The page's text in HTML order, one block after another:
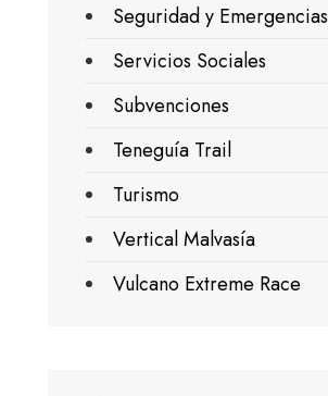
Seguridad y Emergencias
Servicios Sociales
Subvenciones
Teneguía Trail
Turismo
Vertical Malvasía
Vulcano Extreme Race